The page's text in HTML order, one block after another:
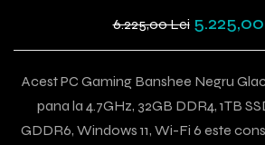
6.225,00 Lei
Acest PC Gaming Banshee Negru
pana la 4.7GHz, 32GB DDR4, 1TB
GDDR6, Windows 11, Wi-Fi 6 este